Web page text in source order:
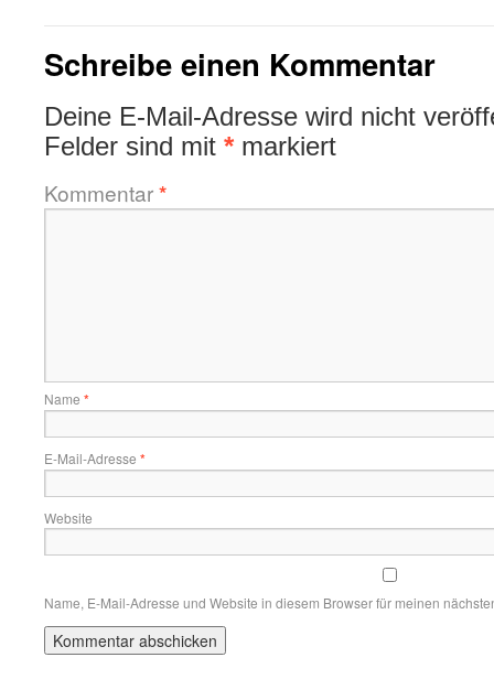
Schreibe einen Kommentar
Deine E-Mail-Adresse wird nicht
Felder sind mit * markiert
Kommentar*
Name *
E-Mail-Adresse *
Website
Name, E-Mail-Adresse und Website in diesem Browser für meinen